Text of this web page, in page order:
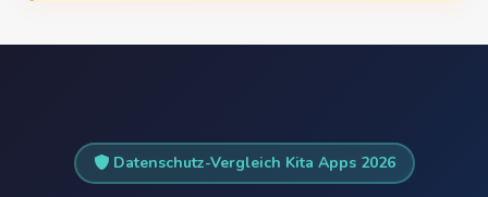
Datenschutz-Vergleich Kita Apps 2026